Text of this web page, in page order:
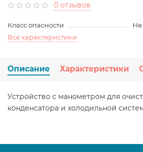
0 отзывов
Класс опасности
Не
Все характеристики
Описание Характеристики
Устройство с манометром для
конденсатора и холодильной